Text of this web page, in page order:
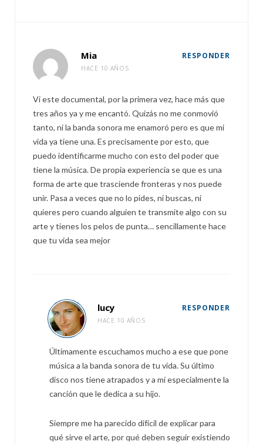
Mia
HACE 10 AÑOS
RESPONDER
Vi este documental, por la primera vez, hace más que
tres años ya y me encantó. Quizás no me conmovió
tanto, ni la banda sonora me enamoró pero es que mi
vida ya tiene una. Es precisamente por esto, que
puedo identificarme mucho con esto del poder que
tiene la música. De propia experiencia se que es una
forma de arte que trasciende fronteras y nos puede
unir. Pasa a veces que no lo pides, ni buscas, ni
quieres pero cuando alguien te transmite algo con su
arte y tienes los pelos de punta… sencillamente hace
que tu vida sea mejor
lucy
HACE 10 AÑOS
RESPONDER
Últimamente escuchamos mucho a ese que pone
música a la banda sonora de tu vida. Su último
disco nos tiene atrapados y a mí especialmente la
canción que le dedica a su hijo.
Siempre me ha parecido difícil de explicar para
qué sirve el arte, por qué deben seguir existiendo